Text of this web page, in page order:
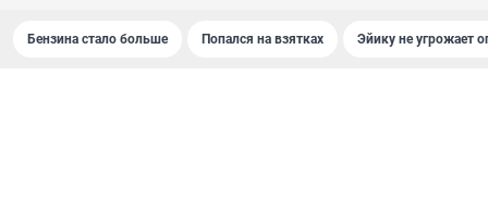
Бензина стало больше Попался на взятках Эйику не угрожает